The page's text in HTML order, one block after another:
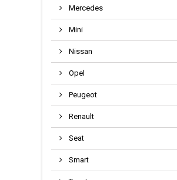
Mercedes
Mini
Nissan
Opel
Peugeot
Renault
Seat
Smart